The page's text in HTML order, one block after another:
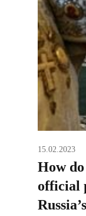
15.02.2023
How
official